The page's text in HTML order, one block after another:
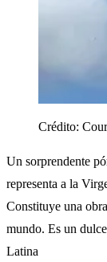
Crédito:
Un sorprendente
representa a la
Constituye una
mundo. Es un
Latina